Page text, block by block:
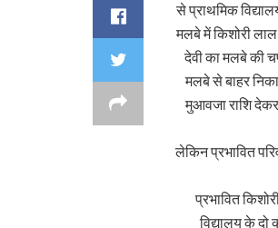
से प्राथमिक
मलबे में किशोरी लाल
देवी का मलबे की
मलबे से बाहर
मुआवजा राशि देकर
लेकिन प्रभावित
प्रभावित
विद्यालय के